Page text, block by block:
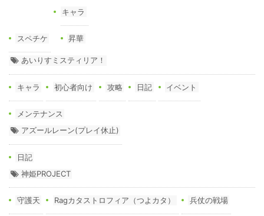
スペチケ
キャラ
昇華
あいりすミスティリア！
キャラ 初心者向け 攻略 日記 イベント
メンテナンス
アズールレーン(プレイ休止)
日記
神姫PROJECT
守護天 Ragカタストロフィア（つよカタ） 兵仗の戦場